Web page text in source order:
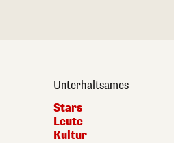
Unterhaltsames
Stars
Leute
Kultur